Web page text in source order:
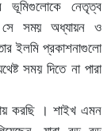
ভূমিগুলোকে নেতৃত্ব
সে সময় অধ্যায়ন ও
ইলমি প্রকাশনাগুলো
সময় দিতে না পারা
করছি । শাইখ এমন